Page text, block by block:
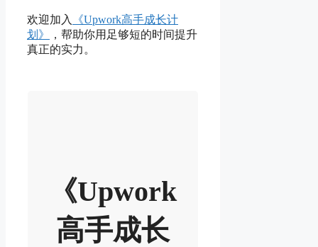
欢迎加入
《Upwork高手成长计
划》
，帮助你用足够短的时间提升
真正的实力。
《Upwork
高手成长